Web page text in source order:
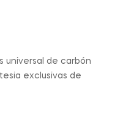
universal de carbón
exclusivas de